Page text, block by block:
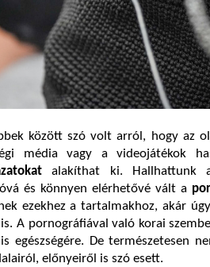
között szó volt arról, hogy az
média vagy a videojátékok
alakíthat ki. Hallhattunk
és könnyen elérhetővé vált a
ezekhez a tartalmakhoz, akár
A pornográfiával való korai
egészségére. De természetesen
előnyeiről is szó esett.